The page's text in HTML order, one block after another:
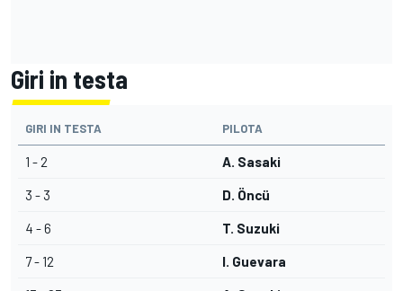
Giri in testa
GIRI IN TESTA PILOTA
1 - 2 A. Sasaki
3 - 3 D. Öncü
4 - 6 T. Suzuki
7 - 12 I. Guevara